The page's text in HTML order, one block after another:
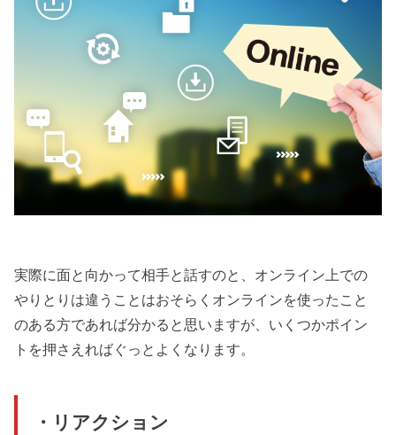
実際に面と向かって相手と話すのと、オンライン上での
やりとりは違うことはおそらくオンラインを使ったこと
のある方であれば分かると思いますが、いくつかポイン
トを押さえればぐっとよくなります。
・リアクション